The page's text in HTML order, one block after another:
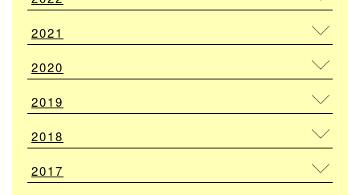
2021
2020
2019
2018
2017